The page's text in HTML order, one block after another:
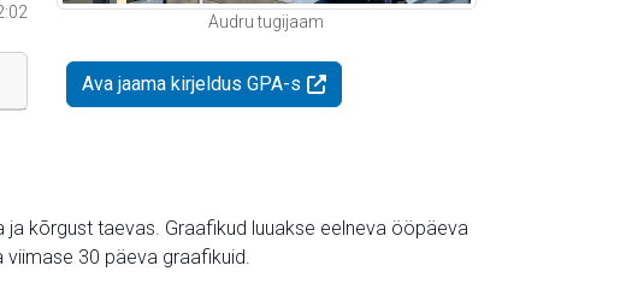
Audru tugijaam
Ava jaama kirjeldus GPA-s
kõrgust taevas. Graafikud luuakse eelneva ööpäeva
30 päeva graafikuid.